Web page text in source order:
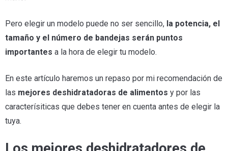
Pero elegir un modelo puede no ser sencillo, la potencia, el
tamaño y el número de bandejas serán puntos
importantes a la hora de elegir tu modelo.
En este artículo haremos un repaso por mi recomendación de
las mejores deshidratadoras de alimentos y por las
caracterísiticas que debes tener en cuenta antes de elegir la
tuya.